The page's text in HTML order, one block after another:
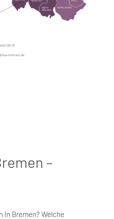
–
in Bremen? Welche